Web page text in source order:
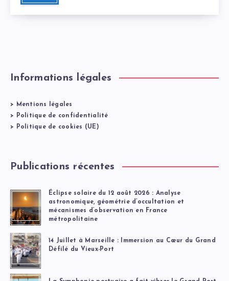
Informations légales
> Mentions légales
> Politique de confidentialité
> Politique de cookies (UE)
Publications récentes
Éclipse solaire du 12 août 2026 : Analyse
astronomique, géométrie d’occultation et
mécanismes d’observation en France
métropolitaine
14 Juillet à Marseille : Immersion au Cœur du Grand
Défilé du Vieux-Port